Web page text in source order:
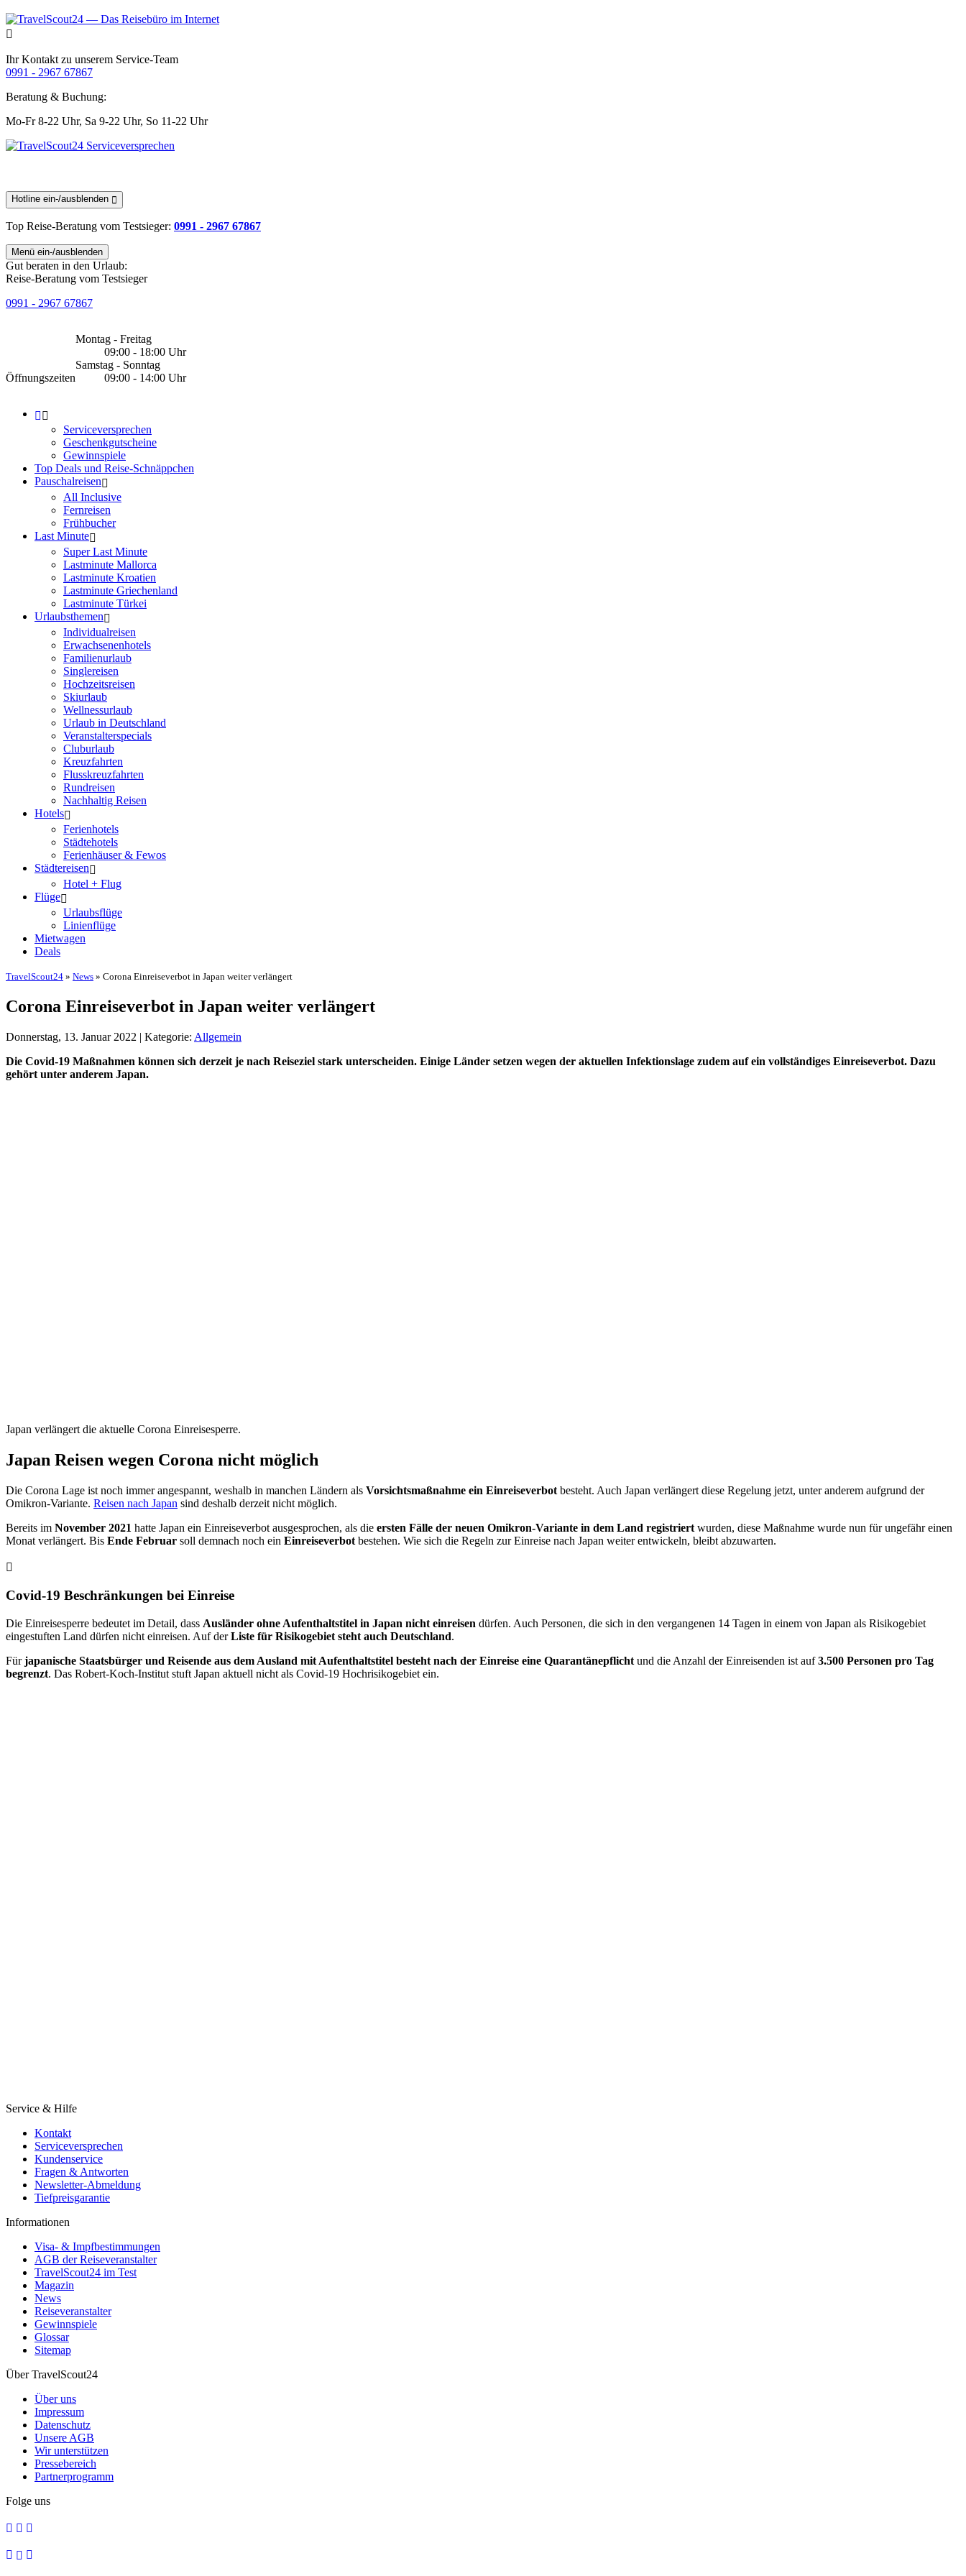
Ihr Kontakt zu unserem Service-Team
0991 - 2967 67867
Beratung & Buchung:
Mo-Fr 8-22 Uhr, Sa 9-22 Uhr, So 11-22 Uhr
Hotline ein-/ausblenden
Top Reise-Beratung vom Testsieger: 0991 - 2967 67867
Menü ein-/ausblenden
Gut beraten in den Urlaub:
Reise-Beratung vom Testsieger
0991 - 2967 67867
Öffnungszeiten
Montag - Freitag
09:00 - 18:00 Uhr
Samstag - Sonntag
09:00 - 14:00 Uhr
Serviceversprechen
Geschenkgutscheine
Gewinnspiele
Top Deals und Reise-Schnäppchen
Pauschalreisen
All Inclusive
Fernreisen
Frühbucher
Last Minute
Super Last Minute
Lastminute Mallorca
Lastminute Kroatien
Lastminute Griechenland
Lastminute Türkei
Urlaubsthemen
Individualreisen
Erwachsenenhotels
Familienurlaub
Singlereisen
Hochzeitsreisen
Skiurlaub
Wellnessurlaub
Urlaub in Deutschland
Veranstalterspecials
Cluburlaub
Kreuzfahrten
Flusskreuzfahrten
Rundreisen
Nachhaltig Reisen
Hotels
Ferienhotels
Städtehotels
Ferienhäuser & Fewos
Städtereisen
Hotel + Flug
Flüge
Urlaubsflüge
Linienflüge
Mietwagen
Deals
TravelScout24 » News » Corona Einreiseverbot in Japan weiter verlängert
Corona Einreiseverbot in Japan weiter verlängert
Donnerstag, 13. Januar 2022 | Kategorie: Allgemein
Die Covid-19 Maßnahmen können sich derzeit je nach Reiseziel stark unterscheiden. Einige Länder setzen wegen der aktuellen Infektionslage zudem auf ein vollständiges Einreiseverbot. Dazu
gehört unter anderem Japan.
Japan verlängert die aktuelle Corona Einreisesperre.
Japan Reisen wegen Corona nicht möglich
Die Corona Lage ist noch immer angespannt, weshalb in manchen Ländern als Vorsichtsmaßnahme ein Einreiseverbot besteht. Auch Japan verlängert diese Regelung jetzt, unter anderem aufgrund der
Omikron-Variante. Reisen nach Japan sind deshalb derzeit nicht möglich.
Bereits im November 2021 hatte Japan ein Einreiseverbot ausgesprochen, als die ersten Fälle der neuen Omikron-Variante in dem Land registriert wurden, diese Maßnahme wurde nun für ungefähr einen
Monat verlängert. Bis Ende Februar soll demnach noch ein Einreiseverbot bestehen. Wie sich die Regeln zur Einreise nach Japan weiter entwickeln, bleibt abzuwarten.
Covid-19 Beschränkungen bei Einreise
Die Einreisesperre bedeutet im Detail, dass Ausländer ohne Aufenthaltstitel in Japan nicht einreisen dürfen. Auch Personen, die sich in den vergangenen 14 Tagen in einem von Japan als Risikogebiet
eingestuften Land dürfen nicht einreisen. Auf derListe für Risikogebiet steht auch Deutschland.
Fürjapanische Staatsbürger und Reisende aus dem Ausland mit Aufenthaltstitel besteht nach der Einreise eine Quarantänepflicht und die Anzahl der Einreisenden ist auf3.500 Personen pro Tag
begrenzt. Das Robert-Koch-Institut stuft Japan aktuell nicht als Covid-19 Hochrisikogebiet ein.
Service & Hilfe
Kontakt
Serviceversprechen
Kundenservice
Fragen & Antworten
Newsletter-Abmeldung
Tiefpreisgarantie
Informationen
Visa- & Impfbestimmungen
AGB der Reiseveranstalter
TravelScout24 im Test
Magazin
News
Reiseveranstalter
Gewinnspiele
Glossar
Sitemap
Über TravelScout24
Über uns
Impressum
Datenschutz
Unsere AGB
Wir unterstützen
Pressebereich
Partnerprogramm
Folge uns